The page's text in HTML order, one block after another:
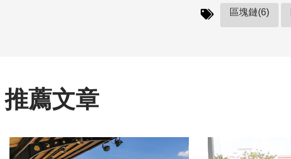
區塊鏈(6)
推薦文章